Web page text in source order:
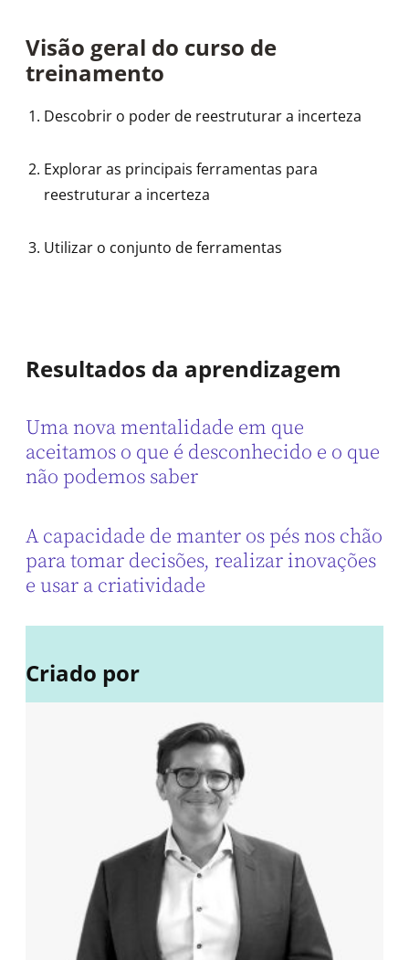
Visão geral do curso de
treinamento
Descobrir o poder de reestruturar a incerteza
Explorar as principais ferramentas para
reestruturar a incerteza
Utilizar o conjunto de ferramentas
Resultados da aprendizagem
Uma nova mentalidade em que
aceitamos o que é desconhecido e o que
não podemos saber
A capacidade de manter os pés nos chão
para tomar decisões, realizar inovações
e usar a criatividade
Criado por